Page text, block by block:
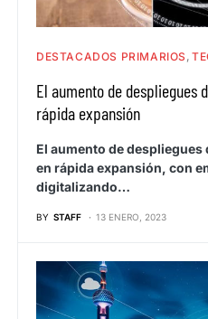
DESTACADOS PRIMARIOS
El aumento de despliegues
rápida expansión
El aumento de despliegues
en rápida expansión, con
digitalizando…
BY STAFF 13 ENERO, 2023